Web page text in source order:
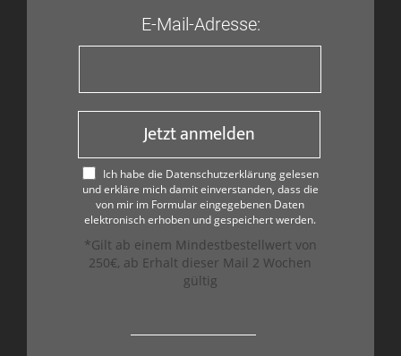
E-Mail-Adresse:
Jetzt anmelden
Ich habe die Datenschutzerklärung gelesen
und erkläre mich damit einverstanden, dass die
von mir im Formular eingegebenen Daten
elektronisch erhoben und gespeichert werden.
*Gilt ab einem Mindestbestellwert von
250€, ab Erhalt dieser Mail 2 Wochen
gültig